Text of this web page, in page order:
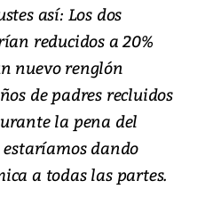
así: Los dos
reducidos a 20%
nuevo renglón
de padres recluidos
la pena del
estaríamos dando
a todas las partes.